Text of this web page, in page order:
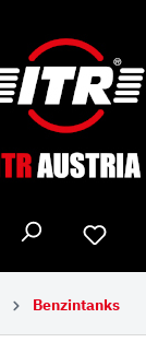
Benzintanks